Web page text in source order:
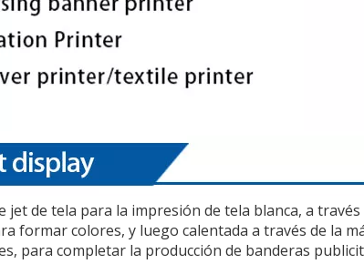
jet de tela para la impresión de tela blanca, a
formar colores, y luego calentada a través de la
para completar la producción de banderas